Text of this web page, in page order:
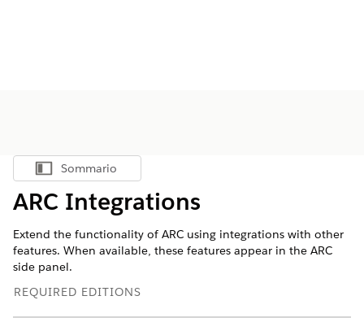
Mostra sommario
Sommario
ARC Integrations
Extend the functionality of ARC using integrations with other
features. When available, these features appear in the ARC
side panel.
REQUIRED EDITIONS